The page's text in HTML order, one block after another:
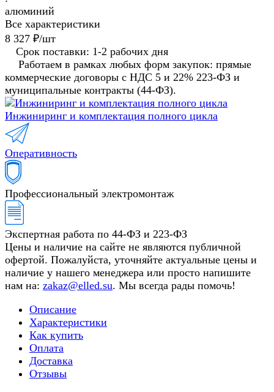
алюминий
Все характеристики
8 327 ₽/шт
Срок поставки: 1-2 рабочих дня
Работаем в рамках любых форм закупок: прямые
коммерческие договоры с НДС 5 и 22% 223-ФЗ и
муниципальные контракты (44-ФЗ).
Инжиниринг и комплектация полного цикла
Оперативность
Профессиональный электромонтаж
Экспертная работа по 44-ФЗ и 223-ФЗ
Цены и наличие на сайте не являются публичной
офертой. Пожалуйста, уточняйте актуальные цены и
наличие у нашего менеджера или просто напишите
нам на: zakaz@elled.su. Мы всегда рады помочь!
Описание
Характеристики
Как купить
Оплата
Доставка
Отзывы